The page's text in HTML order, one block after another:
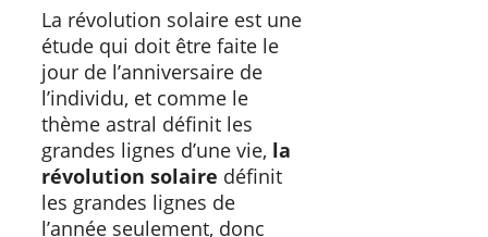
La révolution solaire est une
étude qui doit être faite le
jour de l’anniversaire de
l’individu, et comme le
thème astral définit les
grandes lignes d’une vie, la
révolution solaire définit
les grandes lignes de
l’année seulement, donc